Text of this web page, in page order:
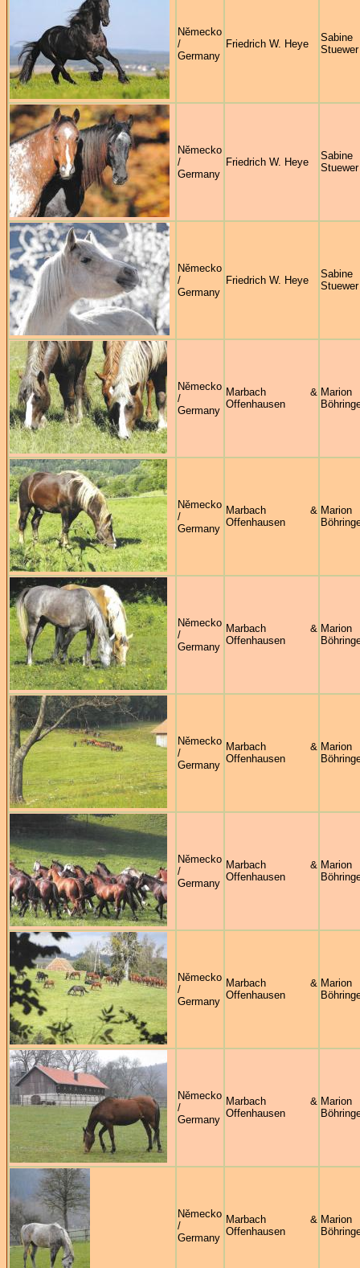
Německo
/
Germany
Friedrich W. Heye
Sabine
Stuewer
Německo
/
Germany
Friedrich W. Heye
Sabine
Stuewer
Německo
/
Germany
Friedrich W. Heye
Sabine
Stuewer
Německo
/
Germany
Marbach &
Offenhausen
Marion
Německo
/
Germany
Marbach &
Offenhausen
Marion
Německo
/
Germany
Marbach &
Offenhausen
Marion
Německo
/
Germany
Marbach &
Offenhausen
Marion
Německo
/
Germany
Marbach &
Offenhausen
Marion
Německo
/
Germany
Marbach &
Offenhausen
Marion
Německo
/
Germany
Marbach &
Offenhausen
Marion
Německo
/
Germany
Marbach &
Offenhausen
Marion